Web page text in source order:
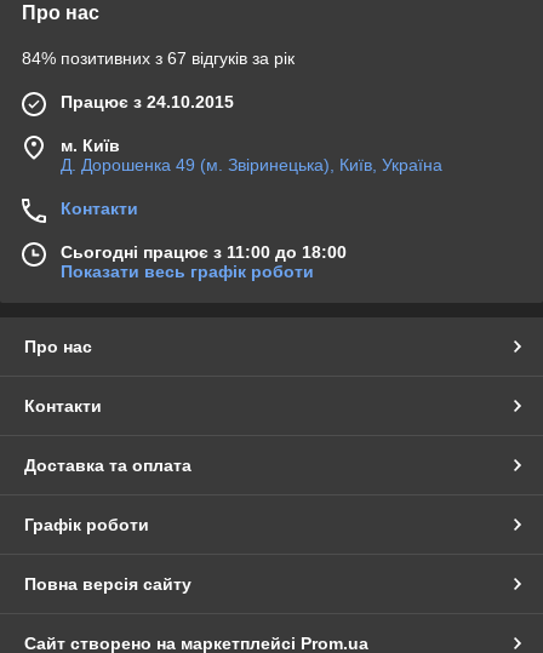
Про нас
84% позитивних з 67 відгуків за рік
Працює з 24.10.2015
м. Київ
Д. Дорошенка 49 (м. Звіринецька), Київ, Україна
Контакти
Сьогодні працює з 11:00 до 18:00
Показати весь графік роботи
Про нас
Контакти
Доставка та оплата
Графік роботи
Повна версія сайту
Сайт створено на маркетплейсі Prom.ua